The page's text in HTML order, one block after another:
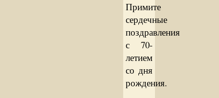
Примите
сердечные
поздравления
с 70-
летием
со дня
рождения.